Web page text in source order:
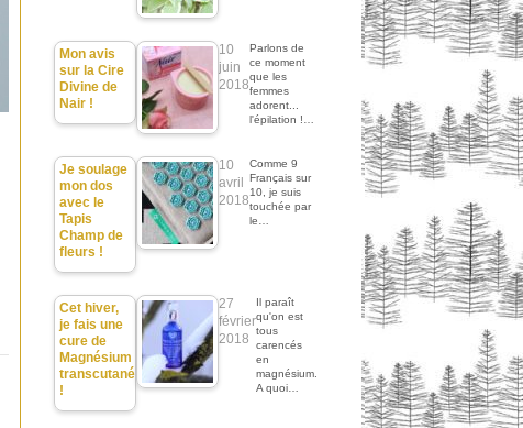
Mon avis
sur la Cire
Divine de
Nair !
10
juin
2018
Parlons de
ce moment
que les
femmes
adorent...
l'épilation !…
Je soulage
mon dos
avec le
Tapis
Champ de
fleurs !
10
avril
2018
Comme 9
Français sur
10, je suis
touchée par
le…
Cet hiver,
je fais une
cure de
Magnésium
transcutané
!
27
février
2018
Il paraît
qu'on est
tous
carencés
en
magnésium.
A quoi…